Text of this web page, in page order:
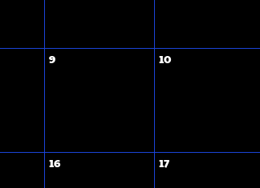
9 10
16 17